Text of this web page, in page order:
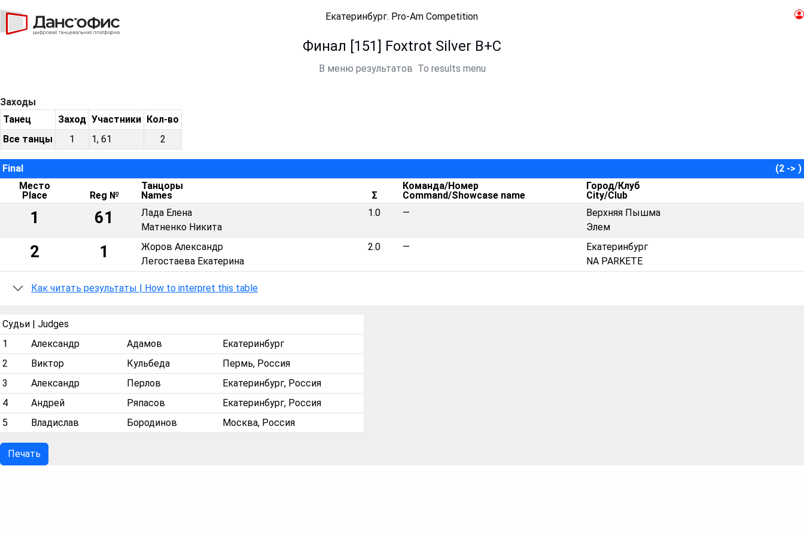
Екатеринбург. Pro-Am Competition
Финал [151] Foxtrot Silver B+C
В меню результатов To results menu
Заходы
Танец
Заход Участники
Кол-во
Все танцы
1 1, 61 2
Final
(2 -> )
Место
Place
Reg №
Танцоры
Names
Σ
Команда/Номер
Command/Showcase name
Город/Клуб
City/Club
1 61
Лада Елена
Матненко Никита
1.0 —
Верхняя Пышма
Элем
2 1
Жоров Александр
Легостаева Екатерина
2.0 —
Екатеринбург
NA PARKETE
Как читать результаты | How to interpret this table
Судьи | Judges
1
Александр Адамов
Екатеринбург
2
Виктор Кульбеда
Пермь, Россия
3
Александр Перлов
Екатеринбург, Россия
4
Андрей Ряпасов
Екатеринбург, Россия
5
Владислав Бородинов Москва, Россия
Печать